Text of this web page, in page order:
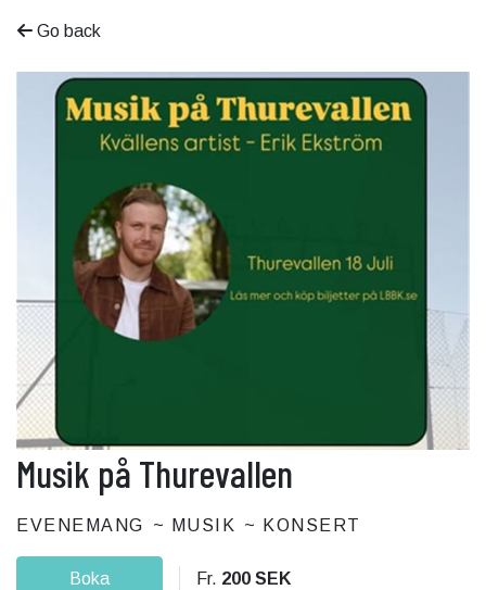
Go back
Musik på Thurevallen
EVENEMANG MUSIK KONSERT
Boka Fr. 200 SEK